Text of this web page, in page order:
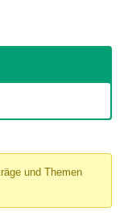
und Themen